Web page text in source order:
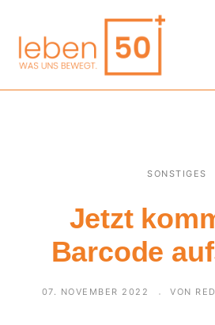
SONSTIGES
Jetzt
Barcode
07. NOVEMBER 2022 VON